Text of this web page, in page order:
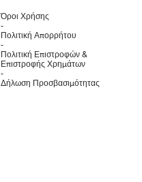
Όροι Χρήσης
-
Πολιτική Απορρήτου
-
Πολιτική Επιστροφών &
Επιστροφής Χρημάτων
-
Δήλωση Προσβασιμότητας